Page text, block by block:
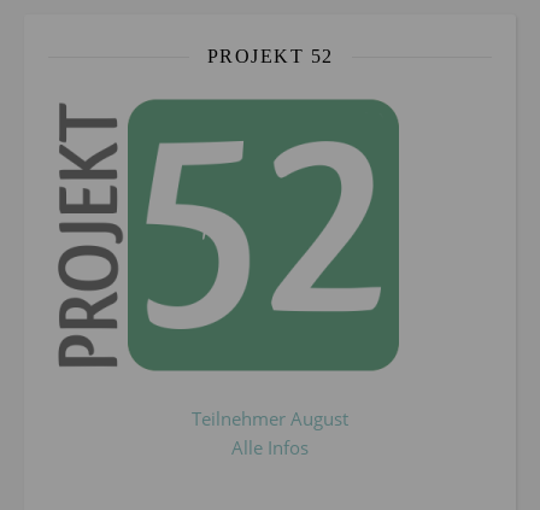
PROJEKT 52
Teilnehmer August
Alle Infos